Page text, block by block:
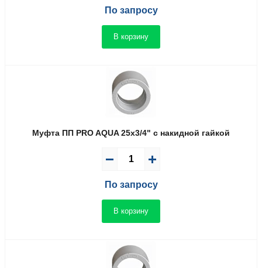
По запросу
В корзину
Муфта ПП PRO AQUA 25x3/4" с накидной гайкой
По запросу
В корзину